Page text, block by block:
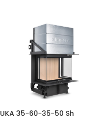
UKA 35-60-35-50 Sh